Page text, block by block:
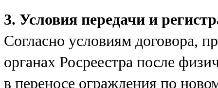
3. Условия передачи и
Согласно условиям договора,
органах Росреестра после
в переносе ограждения по